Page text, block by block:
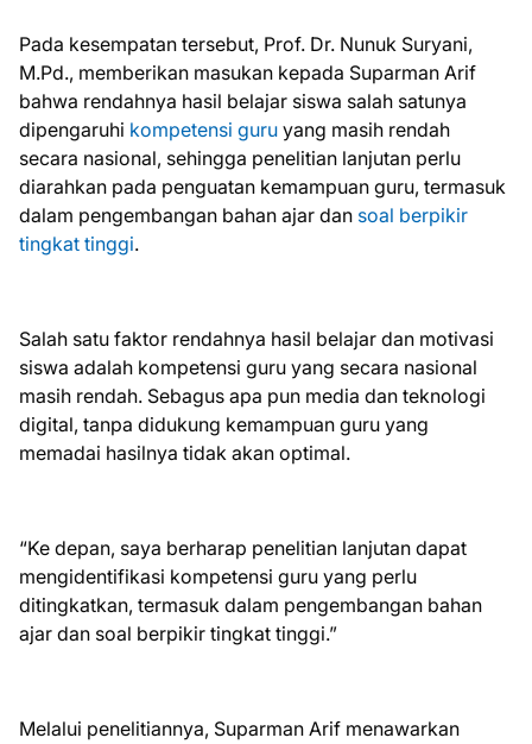
Pada kesempatan tersebut, Prof. Dr. Nunuk Suryani,
M.Pd., memberikan masukan kepada Suparman Arif
bahwa rendahnya hasil belajar siswa salah satunya
dipengaruhi kompetensi guru yang masih rendah
secara nasional, sehingga penelitian lanjutan perlu
diarahkan pada penguatan kemampuan guru, termasuk
dalam pengembangan bahan ajar dan soal berpikir
tingkat tinggi.
Salah satu faktor rendahnya hasil belajar dan motivasi
siswa adalah kompetensi guru yang secara nasional
masih rendah. Sebagus apa pun media dan teknologi
digital, tanpa didukung kemampuan guru yang
memadai hasilnya tidak akan optimal.
“Ke depan, saya berharap penelitian lanjutan dapat
mengidentifikasi kompetensi guru yang perlu
ditingkatkan, termasuk dalam pengembangan bahan
ajar dan soal berpikir tingkat tinggi.”
Melalui penelitiannya, Suparman Arif menawarkan